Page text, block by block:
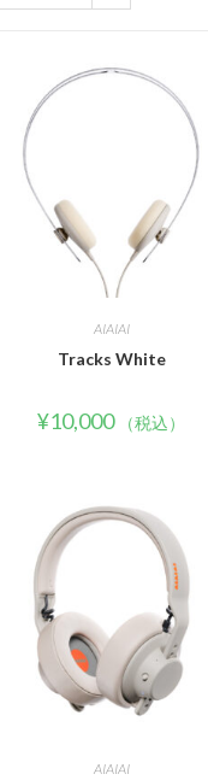
AIAIAI
Tracks White
¥10,000 （税込）
AIAIAI